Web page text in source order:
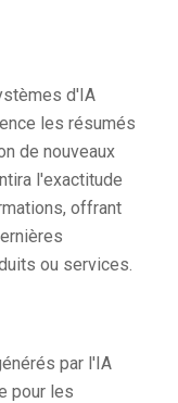
d'IA
les résumés
de nouveaux
l'exactitude
offrant
ou services.
par l'IA
pour les